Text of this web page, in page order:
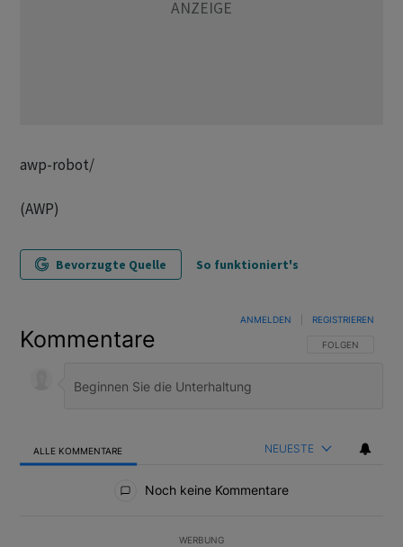
awp-robot/
(AWP)
Bevorzugte Quelle So funktioniert's
Kommentare FOLGE DIESER
FOLGEN
ANMELDEN REGISTRIEREN
ALLE KOMMENTARE NEUESTE
Noch keine Kommentare
WERBUNG